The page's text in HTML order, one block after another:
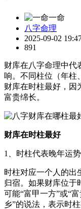
一命
八字命理
2025-09-02
891
财库在八字命理中代
响。不同柱位（年柱
财库在时柱最好，因
富贵绵长。
财库在时柱最好
1、时柱代表晚年运势
时柱对应一个人的出
归宿。如果财库位于
可能“富甲一方”或“
乡”的说法，表示时